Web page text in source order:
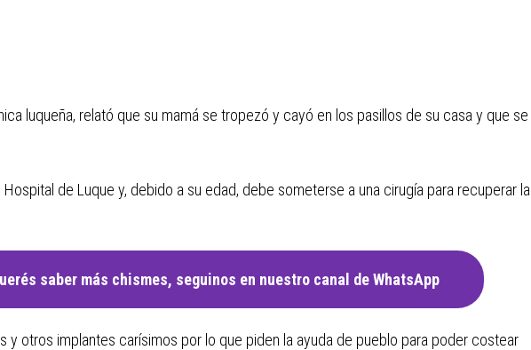
luqueña, relató que su mamá se tropezó y cayó en los pasillos de su casa y que se
de Luque y, debido a su edad, debe someterse a una cirugía para recuperar la
saber más chismes, seguinos en nuestro canal de WhatsApp
y otros implantes carísimos por lo que piden la ayuda de pueblo para poder costear